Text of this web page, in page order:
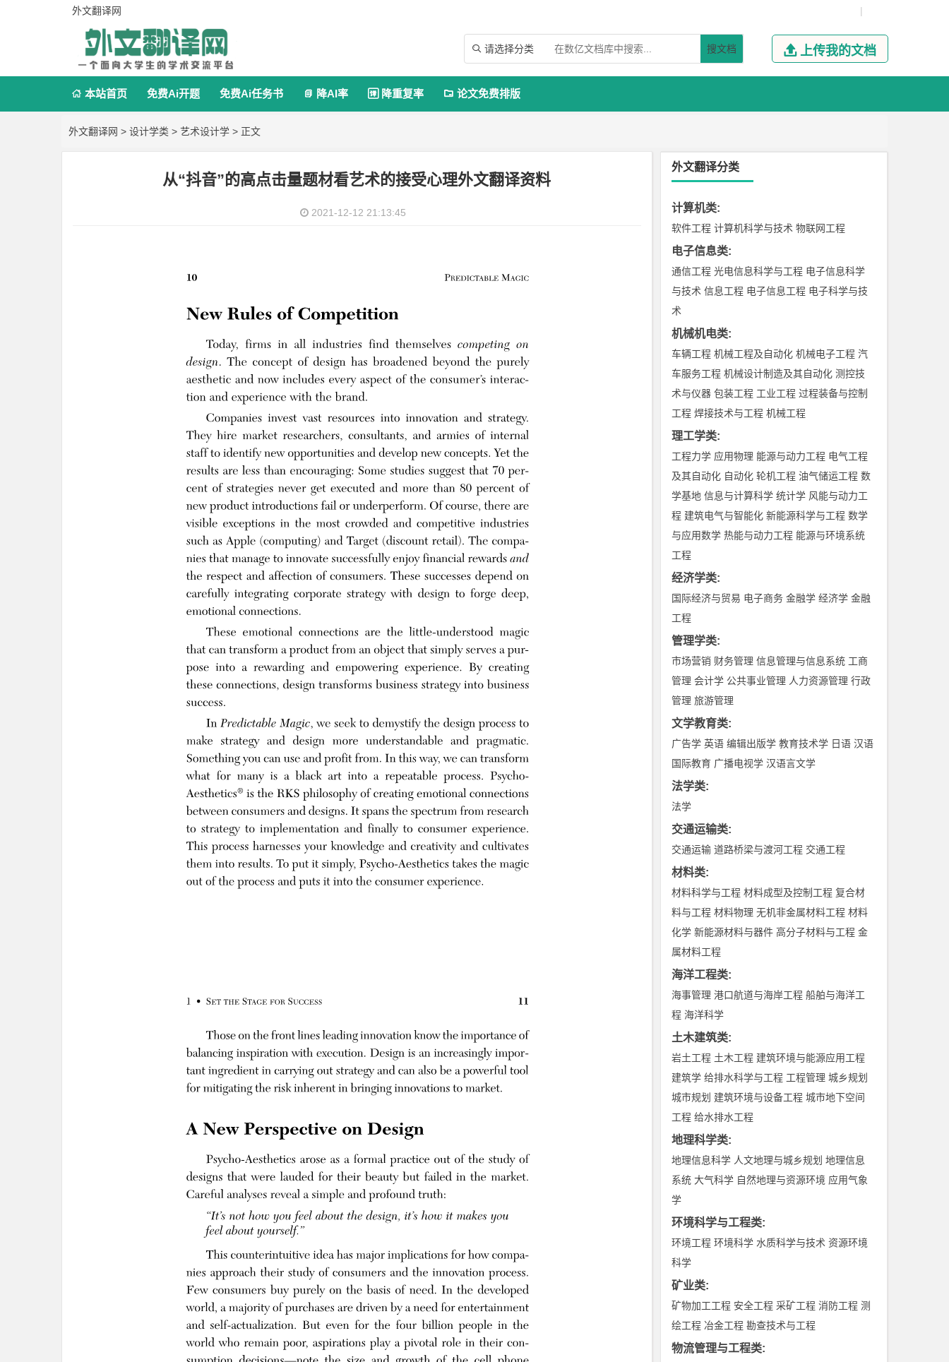
外文翻译网 |
 请选择分类 搜文档  上传我的文档
 本站首页 免费Ai开题 免费Ai任务书  降AI率  降重复率  论文免费排版
外文翻译网 > 设计学类 > 艺术设计学 > 正文
从“抖音”的高点击量题材看艺术的接受心理外文翻译资料
2021-12-12 21:13:45
外文翻译分类
计算机类:
软件工程 计算机科学与技术 物联网工程
电子信息类:
通信工程 光电信息科学与工程 电子信息科学
与技术 信息工程 电子信息工程 电子科学与技
术
机械机电类:
车辆工程 机械工程及自动化 机械电子工程 汽
车服务工程 机械设计制造及其自动化 测控技
术与仪器 包装工程 工业工程 过程装备与控制
工程 焊接技术与工程 机械工程
理工学类:
工程力学 应用物理 能源与动力工程 电气工程
及其自动化 自动化 轮机工程 油气储运工程 数
学基地 信息与计算科学 统计学 风能与动力工
程 建筑电气与智能化 新能源科学与工程 数学
与应用数学 热能与动力工程 能源与环境系统
工程
经济学类:
国际经济与贸易 电子商务 金融学 经济学 金融
工程
管理学类:
市场营销 财务管理 信息管理与信息系统 工商
管理 会计学 公共事业管理 人力资源管理 行政
管理 旅游管理
文学教育类:
广告学 英语 编辑出版学 教育技术学 日语 汉语
国际教育 广播电视学 汉语言文学
法学类:
法学
交通运输类:
交通运输 道路桥梁与渡河工程 交通工程
材料类:
材料科学与工程 材料成型及控制工程 复合材
料与工程 材料物理 无机非金属材料工程 材料
化学 新能源材料与器件 高分子材料与工程 金
属材料工程
海洋工程类:
海事管理 港口航道与海岸工程 船舶与海洋工
程 海洋科学
土木建筑类:
岩土工程 土木工程 建筑环境与能源应用工程
建筑学 给排水科学与工程 工程管理 城乡规划
城市规划 建筑环境与设备工程 城市地下空间
工程 给水排水工程
地理科学类:
地理信息科学 人文地理与城乡规划 地理信息
系统 大气科学 自然地理与资源环境 应用气象
学
环境科学与工程类:
环境工程 环境科学 水质科学与技术 资源环境
科学
矿业类:
矿物加工工程 安全工程 采矿工程 消防工程 测
绘工程 冶金工程 勘查技术与工程
物流管理与工程类: